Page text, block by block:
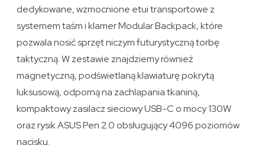
dedykowane, wzmocnione etui transportowe z
systemem taśm i klamer Modular Backpack, które
pozwala nosić sprzęt niczym futurystyczną torbę
taktyczną. W zestawie znajdziemy również
magnetyczną, podświetlaną klawiaturę pokrytą
luksusową, odporną na zachlapania tkaniną,
kompaktowy zasilacz sieciowy USB-C o mocy 130W
oraz rysik ASUS Pen 2.0 obsługujący 4096 poziomów
nacisku.